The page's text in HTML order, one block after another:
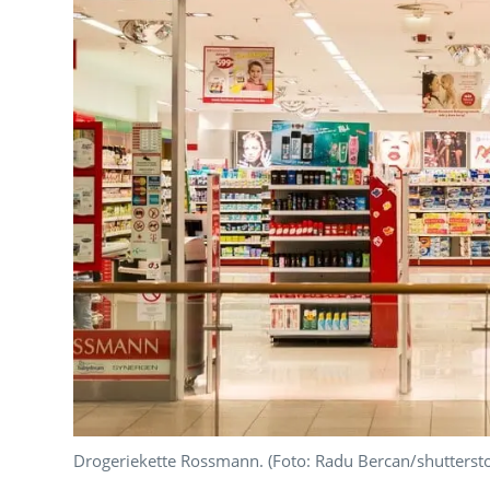
Drogeriekette Rossmann. (Foto: Radu Bercan/